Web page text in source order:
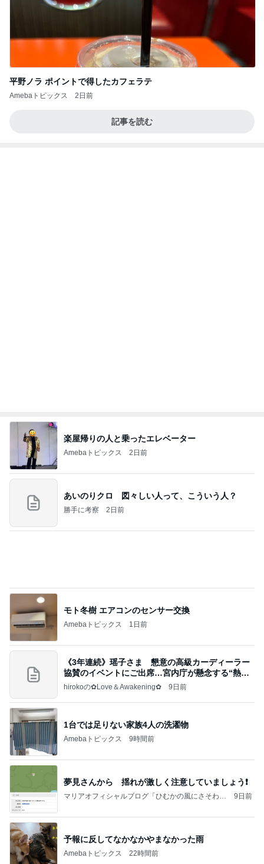
平野ノラ ポイントで得したカフェラテ
Amebaトピックス 2日前
記事を読む
楽屋帰りの人と乗ったエレベーター
Amebaトピックス 2日前
あいのりクロ 図々しい人って、こういう人？
勝手に考察 2日前
モト冬樹 エアコンのセンサー交換
Amebaトピックス 1日前
《3年連続》瑶子さま 懇意の高級カーディーラー
協賛のイベントにご出席…宮内庁が懸念する“熱心
すぎ
hirokoの✿Love＆Awakening✿ 9日前
1台では足りない家族4人の洗濯物
Amebaトピックス 9時間前
夢見さんから 揺れが激しく注意していましょう❗️
マリアオフィシャルブログ「ひむかの風にさそわれ
9日前
予報に反してなかなかやまなかった雨
Amebaトピックス 22時間前